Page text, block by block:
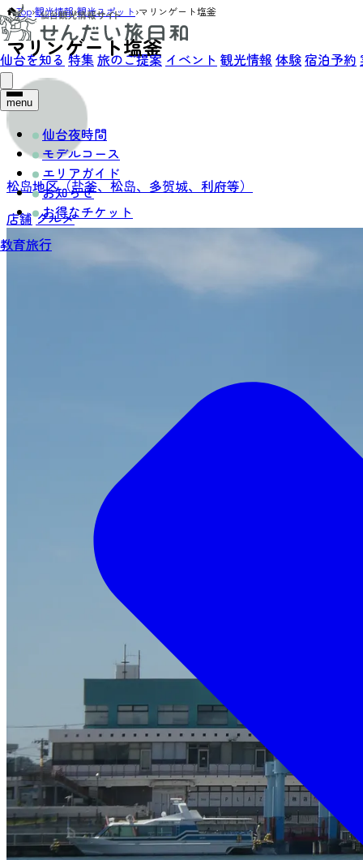
仙台を知る 特集旅のご提案 イベント 観光情報 体験宿泊予約
menu
仙台夜時間
モデルコース
エリアガイド
お知らせ
お得なチケット
教育旅行
Top›観光情報›観光スポット›マリンゲート塩釜
マリンゲート塩釜
松岛地区（盐釜、松岛、多贺城、利府等）
店舗 グルメ